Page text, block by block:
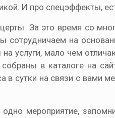
И про спецэффекты,
За это время со
сотрудничаем на
услуги, мало чем
в каталоге на
сутки на связи с вами
мероприятие,